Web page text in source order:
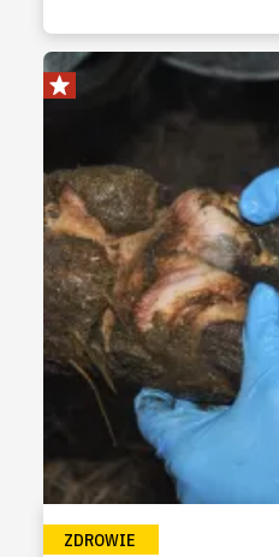
ZDROWIE